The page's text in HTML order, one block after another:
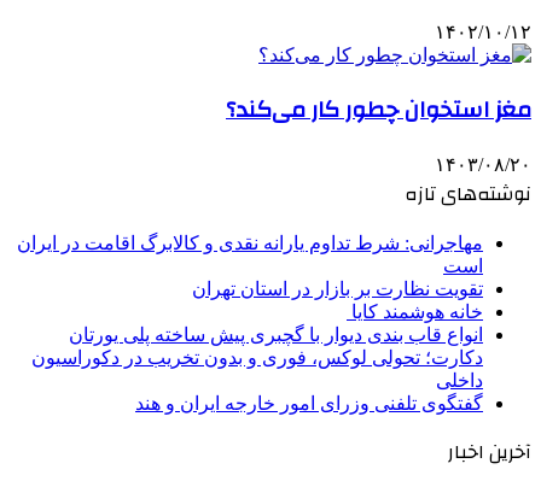
۱۴۰۲/۱۰/۱۲
مغز استخوان چطور کار می‌کند؟
۱۴۰۳/۰۸/۲۰
نوشته‌های تازه
مهاجرانی: شرط تداوم یارانه نقدی و کالابرگ اقامت در ایران
است
تقویت نظارت بر بازار در استان تهران
خانه هوشمند کایا
انواع قاب بندی دیوار با گچبری پیش ساخته پلی یورتان
دکارت؛ تحولی لوکس، فوری و بدون تخریب در دکوراسیون
داخلی
گفتگوی تلفنی وزرای امور خارجه ایران و هند
آخرین اخبار